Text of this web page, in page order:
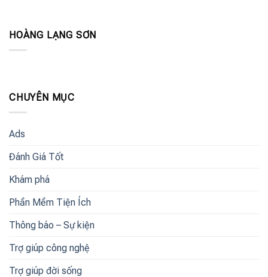
HOÀNG LẠNG SƠN
CHUYÊN MỤC
Ads
Đánh Giá Tốt
Khám phá
Phần Mềm Tiện Ích
Thông báo – Sự kiện
Trợ giúp công nghệ
Trợ giúp đời sống